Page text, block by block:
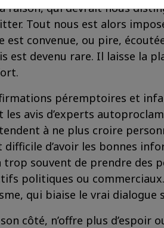
raison, qui devrait nous
Tout nous est alors
est convenue, ou pire,
est devenu rare. Il laisse la
péremptoires et
les avis d’experts
à ne plus croire
d’avoir les bonnes
souvent de prendre des
politiques ou
qui biaise le vrai dialogue
côté, n’offre plus d’espoir